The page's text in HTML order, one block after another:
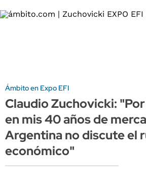
Ámbito en Expo EFI
Claudio Zuchovicki:
en mis 40 años de
Argentina no discute el
económico"